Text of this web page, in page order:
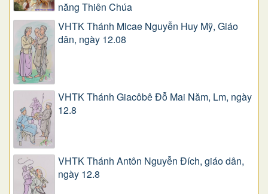
năng Thiên Chúa
VHTK Thánh Micae Nguyễn Huy Mỹ, Giáo
dân, ngày 12.08
VHTK Thánh Giacôbê Ðỗ Mai Năm, Lm, ngày
12.8
VHTK Thánh Antôn Nguyễn Ðích, giáo dân,
ngày 12.8